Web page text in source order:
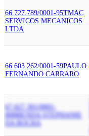
66.727.789/0001-95TMAC
SERVICOS MECANICOS
LTDA
66.603.262/0001-59PAULO
FERNANDO CARRARO
67.027.301/0001-
80
BRENDA STEPHANIE
DA ROCHA